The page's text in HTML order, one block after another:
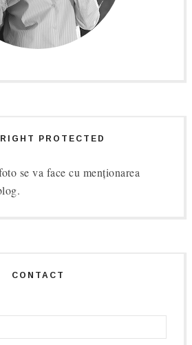
PROTECTED
se va face cu menționarea
CONTACT